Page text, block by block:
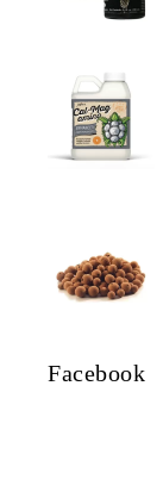
Facebook